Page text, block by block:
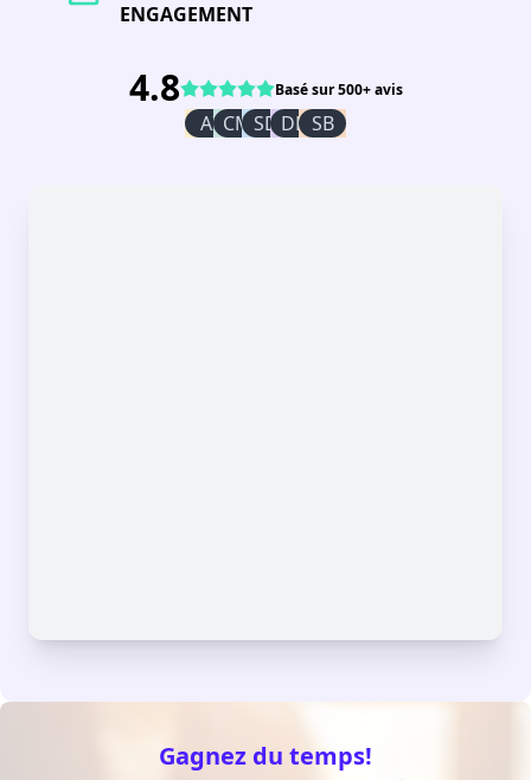
ENGAGEMENT
4.8 Basé sur 500+ avis
AI CM SD DR SB
Gagnez du temps!